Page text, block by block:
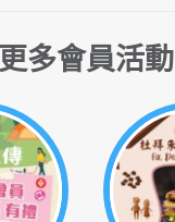
更多會員活動